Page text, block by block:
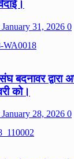
January 31, 2026 0
बदनावर द्वारा
को।
January 28, 2026 0